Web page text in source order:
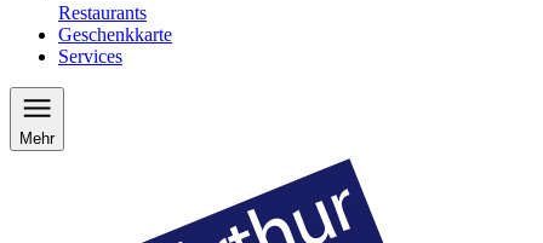
Restaurants
Geschenkkarte
Services
Mehr